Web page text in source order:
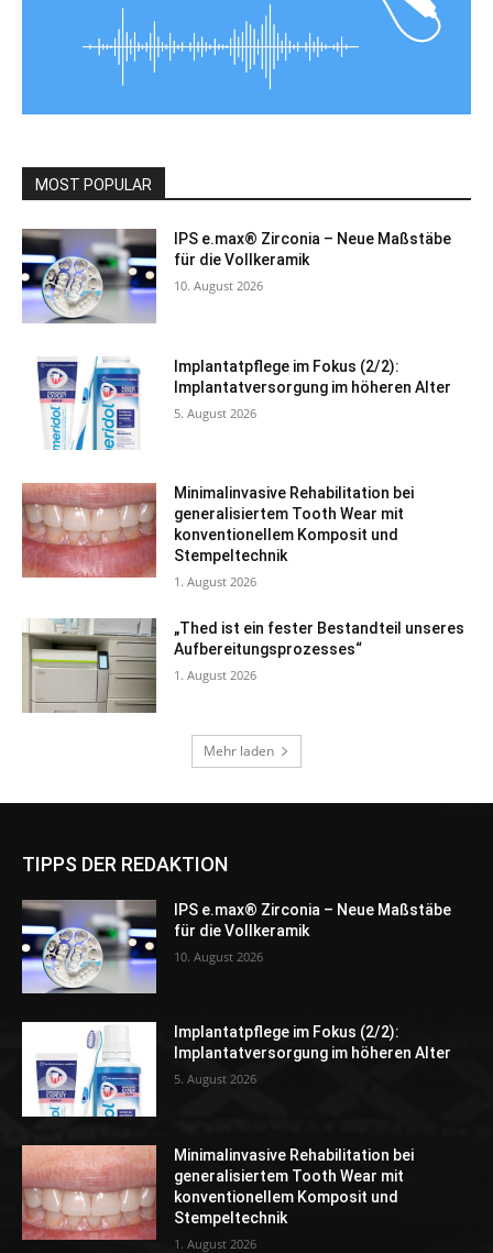
TIPPS DER REDAKTION
IPS e.max® Zirconia – Neue Maßstäbe
für die Vollkeramik
10. August 2026
Implantatpflege im Fokus (2/2):
Implantatversorgung im höheren Alter
5. August 2026
Minimalinvasive Rehabilitation bei
generalisiertem Tooth Wear mit
konventionellem Komposit und
Stempeltechnik
1. August 2026